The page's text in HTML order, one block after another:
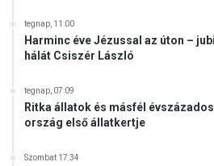
E
tegnap, 11:00
Harminc éve Jézussal az úton –
hálát Csiszér László
tegnap, 07:09
Ritka állatok és másfél
ország első állatkertje
Szombat 17:34